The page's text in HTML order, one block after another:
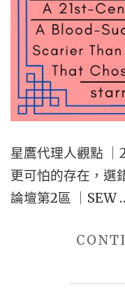
星鷹代理人觀點 ｜
更可怕的存在，選
論壇第2區 ｜SEW